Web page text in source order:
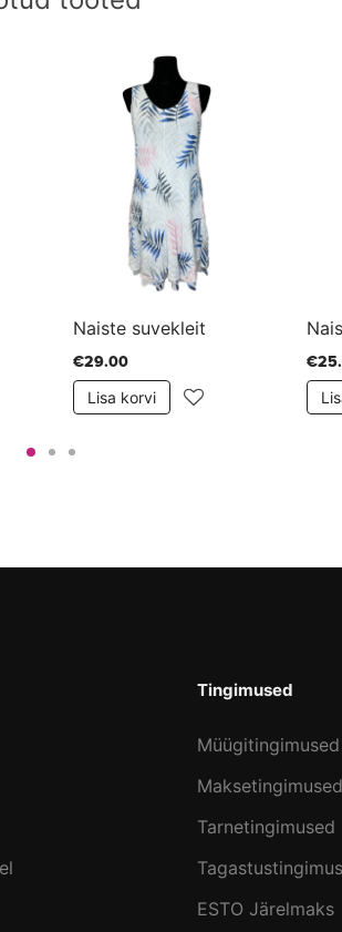
Naiste suvekleit
€29.00
Lisa korvi
Tingimused
Müügitingimused
Maksetingimused
Tarnetingimused
ESTO Järelmaks